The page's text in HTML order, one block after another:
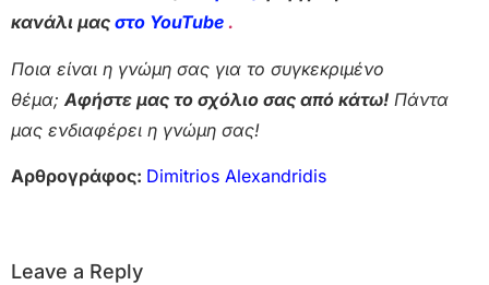
κανάλι μας στο YouTube .
Ποια είναι η γνώμη σας για το συγκεκριμένο
θέμα; Αφήστε μας το σχόλιο σας από κάτω! Πάντα
μας ενδιαφέρει η γνώμη σας!
Αρθρογράφος: Dimitrios Alexandridis
Leave a Reply